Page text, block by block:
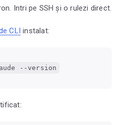
Intri pe SSH și o rulezi direct.
CLI instalat:
--version